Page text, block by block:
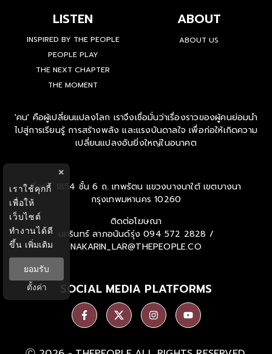
LISTEN
INSPIRED BY THE PEOPLE
PEOPLE PLAY
THE NEXT CHAPTER
THE MOMENT
ABOUT
ABOUT US
'คน' คือผู้เปลี่ยนแปลงโลก เราจึงเชื่อมั่นว่าเรื่องราวของผู้คนย่อมนำ
ไปสู่การเรียนรู้ การสร้างพลัง และแรงบันดาลใจ เพื่อก่อให้เกิดความ
เปลี่ยนแปลงอันยิ่งใหญ่ในอนาคต
ที่อยู่ : 1854 ชั้น 6 ถ. เทพรัตน แขวงบางนาใต้ เขตบางนา
กรุงเทพมหานคร 10260
ติดต่อโฆษณา
นครินทร์ ลาภอนันด์รุ่ง 094 572 2828 /
NAKARIN_LAR@THEPEOPLE.CO
SOCIAL MEDIA PLATFORMS
×
เราใช้คุกกี้
เพื่อให้
เว็บไซต์
ทำงานได้ดี
ขึ้น เพิ่มเติม
ยอมรับ
ตั้งค่า